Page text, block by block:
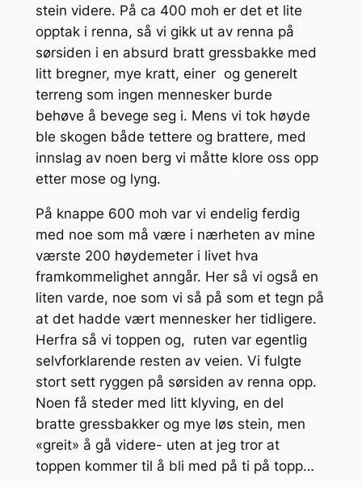
stein videre. På ca 400 moh er det et lite
opptak i renna, så vi gikk ut av renna på
sørsiden i en absurd bratt gressbakke med
litt bregner, mye kratt, einer og generelt
terreng som ingen mennesker burde
behøve å bevege seg i. Mens vi tok høyde
ble skogen både tettere og brattere, med
innslag av noen berg vi måtte klore oss opp
etter mose og lyng.
På knappe 600 moh var vi endelig ferdig
med noe som må være i nærheten av mine
værste 200 høydemeter i livet hva
framkommelighet anngår. Her så vi også en
liten varde, noe som vi så på som et tegn på
at det hadde vært mennesker her tidligere.
Herfra så vi toppen og, ruten var egentlig
selvforklarende resten av veien. Vi fulgte
stort sett ryggen på sørsiden av renna opp.
Noen få steder med litt klyving, en del
bratte gressbakker og mye løs stein, men
«greit» å gå videre- uten at jeg tror at
toppen kommer til å bli med på ti på topp…